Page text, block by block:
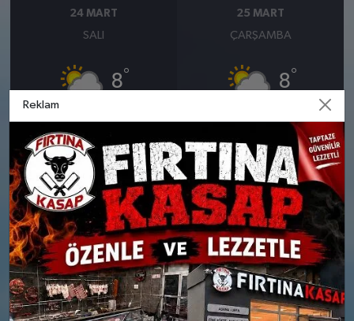
24 MART
SALI
8°
Bölgesel düzensiz yağmur
yağışlı
Nem: %92
Rüzgar: 13 km/h
Yağış Olasılığı: %86
25 MART
ÇARŞAMBA
8°
Bölgesel düzensiz yağmur
yağışlı
Nem: %94
Rüzgar: 14 km/h
Yağış Olasılığı: %86
26 MART
PERŞEMBE
27 MART
CUMA
Reklam